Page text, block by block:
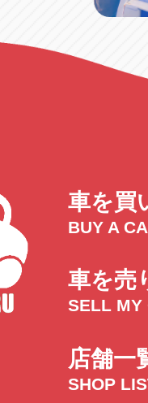
車を買
BUY A
車を売
SELL MY
店舗一
SHOP